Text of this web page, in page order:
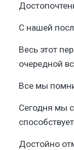
С нашей
Весь этот
очередной
Все мы
Сегодня мы
Достойно